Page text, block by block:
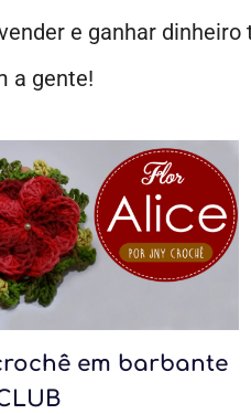
e ganhar
a gente!
em barbante